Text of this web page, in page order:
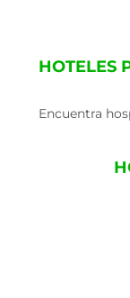
HOTELES
Encuentra